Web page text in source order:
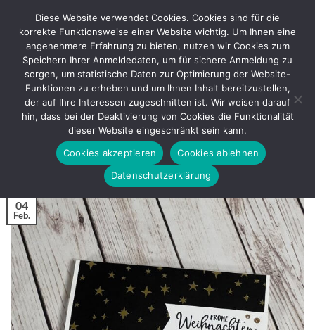
Inhalt
springen
BASTELANLEITUNG
Eine Tafel Schokolade hübsch
verpackt – Schokoladenverpackung
VERÖFFENTLICHT AMFEBRUAR 4, 2026 VONREGINA
04
Feb.
Diese Website verwendet Cookies. Cookies sind für die
korrekte Funktionsweise einer Website wichtig. Um Ihnen eine
angenehmere Erfahrung zu bieten, nutzen wir Cookies zum
Speichern Ihrer Anmeldedaten, um für sichere Anmeldung zu
sorgen, um statistische Daten zur Optimierung der Website-
Funktionen zu erheben und um Ihnen Inhalt bereitzustellen,
der auf Ihre Interessen zugeschnitten ist. Wir weisen darauf
hin, dass bei der Deaktivierung von Cookies die Funktionalität
dieser Website eingeschränkt sein kann.
Cookies akzeptieren
Cookies ablehnen
Datenschutzerklärung